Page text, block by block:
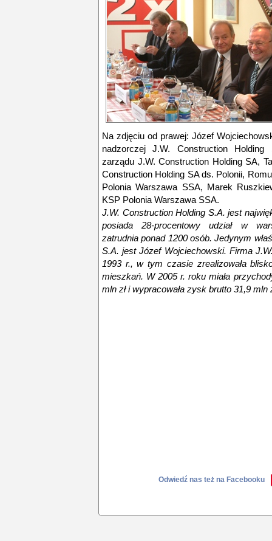
Na zdjęciu od prawej: Józef
nadzorczej J.W. Construction
zarządu J.W. Construction Holding SA,
Construction Holding SA ds. Polonii,
Polonia Warszawa SSA, Marek
KSP Polonia Warszawa SSA.
J.W. Construction Holding S.A. jest
posiada 28-procentowy udział w
zatrudnia ponad 1200 osób. Jedynym
S.A. jest Józef Wojciechowski. Firma
1993 r., w tym czasie zrealizowała
mieszkań. W 2005 r. roku miała
mln zł i wypracowała zysk brutto 31,9 mln
Odwiedź nas też na Facebooku